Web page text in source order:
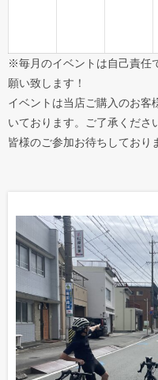
※毎月のイベントは自己責任
願い致します！
イベントは当店ご購入のお客
いております。ご了承くださ
皆様のご参加お待ちしており